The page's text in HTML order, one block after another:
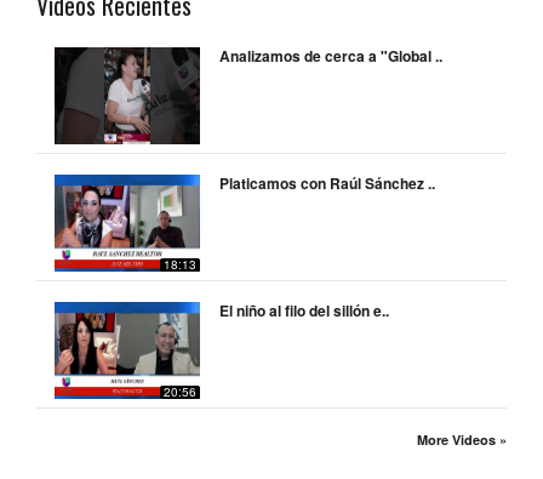
Analizamos de cerca a "Global ..
18:13
Platicamos con Raúl Sánchez ..
20:56
El niño al filo del sillón e..
More Videos »